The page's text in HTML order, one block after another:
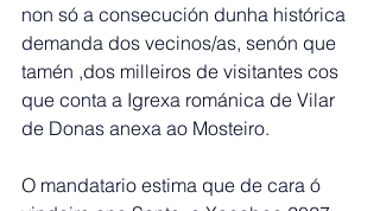
non só a consecución dunha histórica
demanda dos vecinos/as, senón que
tamén ,dos milleiros de visitantes cos
que conta a Igrexa románica de Vilar
de Donas anexa ao Mosteiro.
O mandatario estima que de cara ó